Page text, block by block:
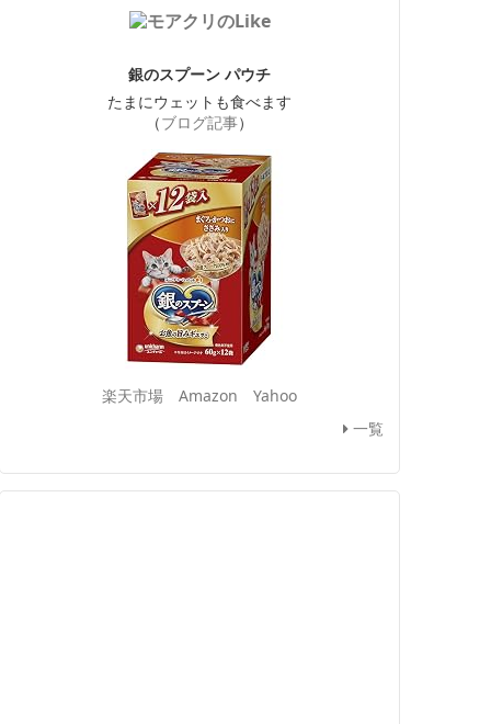
銀のスプーン パウチ
たまにウェットも食べます
（ブログ記事）
楽天市場 Amazon
Yahoo
一覧